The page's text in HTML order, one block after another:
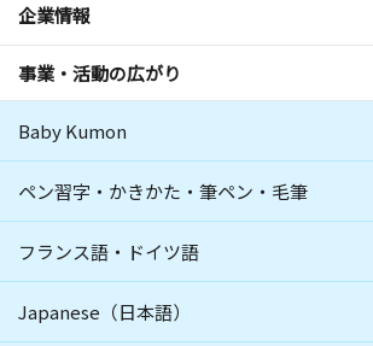
企業情報
事業・活動の広がり
Baby Kumon
ペン習字・かきかた・筆ペン・毛筆
フランス語・ドイツ語
Japanese（日本語）